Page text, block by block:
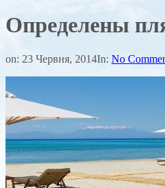
Определены
on: 23 Червня, 2014In: No